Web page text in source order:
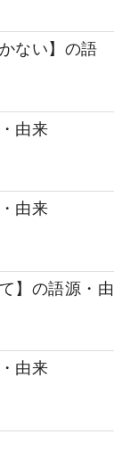
ない】の語
由来
由来
】の語源・由
由来